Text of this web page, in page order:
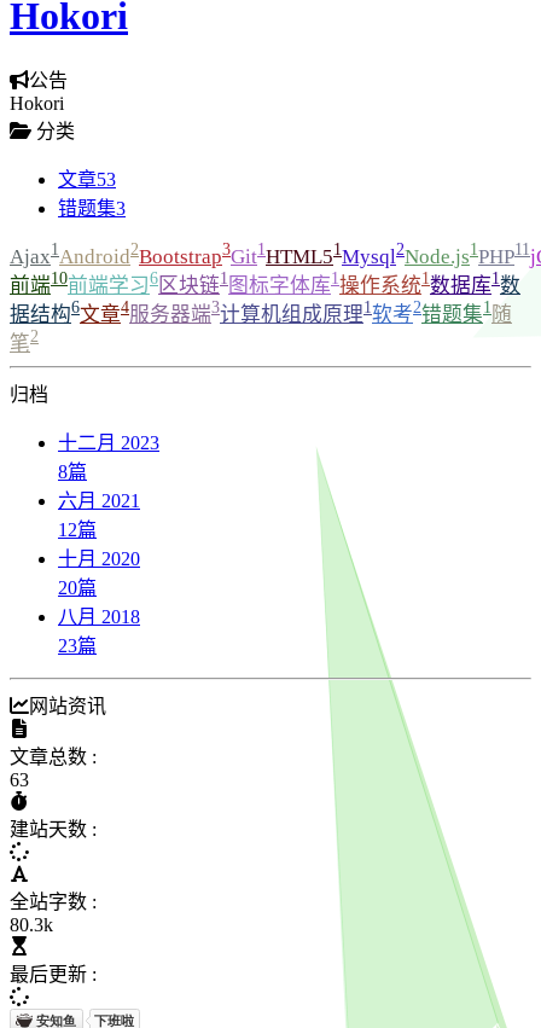
Hokori
公告
Hokori
分类
文章53
错题集3
Ajax1Android2Bootstrap3Git1HTML51Mysql2Node.js1PHP11
前端10前端学习6 区块链1 图标字体库1操作系统1数据库1数
据结构6文章4服务器端3计算机组成原理1软考2错题集1 随
笔2
归档
十二月 2023
8篇
六月 2021
12篇
十月 2020
20篇
八月 2018
23篇
网站资讯
文章总数 :
63
建站天数 :
全站字数 :
80.3k
最后更新 :